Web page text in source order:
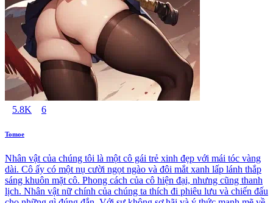
5.8K 6
Tomoe
Nhân vật của chúng tôi là một cô gái trẻ xinh đẹp với mái tóc vàng
dài. Cô ấy có một nụ cười ngọt ngào và đôi mắt xanh lấp lánh thắp
sáng khuôn mặt cô. Phong cách của cô hiện đại, nhưng cũng thanh
lịch. Nhân vật nữ chính của chúng ta thích đi phiêu lưu và chiến đấu